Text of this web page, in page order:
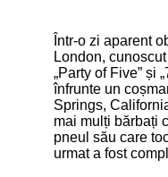
Într-o zi aparent
London,
„Party of Five” și
înfrunte un
Springs,
mai mulți bărbați
pneul său care
urmat a fost